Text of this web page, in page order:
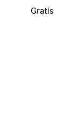
Gratis